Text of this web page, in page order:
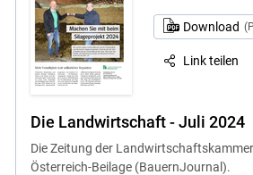
Download
Link teilen
Die Landwirtschaft - Juli 2024
Die Zeitung der
Österreich-Beilage (BauernJournal).